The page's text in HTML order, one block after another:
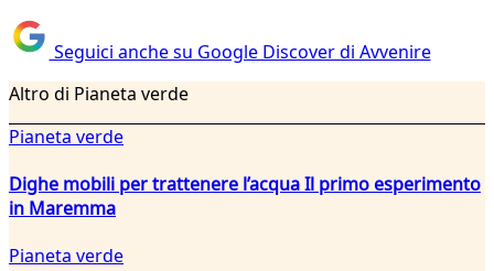
Seguici anche su Google Discover di Avvenire
Altro di Pianeta verde
Pianeta verde
Dighe mobili per trattenere l’acqua Il primo esperimento
in Maremma
Pianeta verde